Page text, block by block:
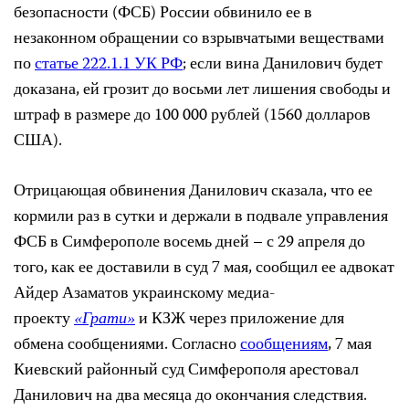
безопасности (ФСБ) России обвинило ее в
незаконном обращении со взрывчатыми веществами
постатье 222.1.1УК РФ; если вина Данилович будет
доказана, ей грозит до восьми лет лишения свободы и
штраф в размере до 100 000 рублей (1560 долларов
США).
Отрицающая обвинения Данилович сказала, что ее
кормили раз в сутки и держали в подвале управления
ФСБ в Симферополе восемь дней – с 29 апреля до
того, как ее доставили в суд 7 мая, сообщил ее адвокат
Айдер Азаматов украинскому медиа-
проекту«Грати»и КЗЖ через приложение для
обмена сообщениями. Согласносообщениям, 7 мая
Киевский районный суд Симферополя арестовал
Данилович на два месяца до окончания следствия.